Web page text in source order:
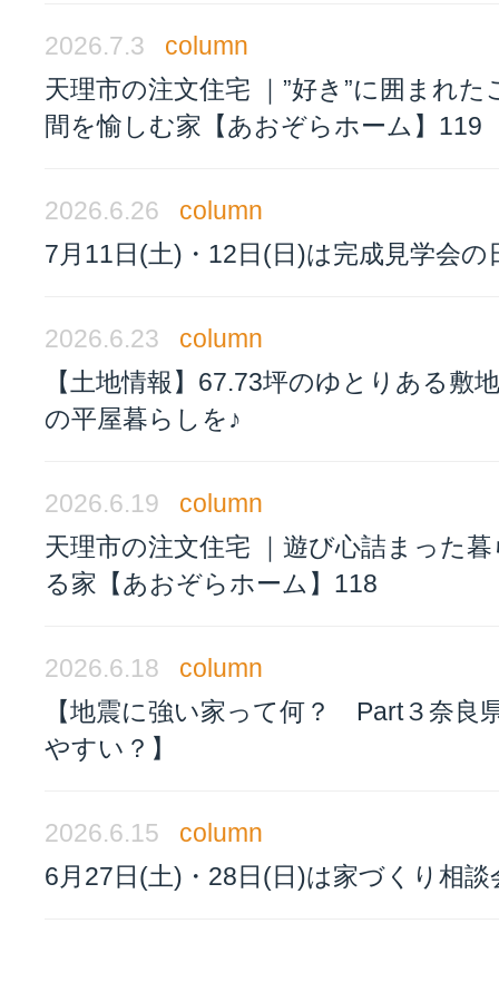
2026.7.3
column
天理市の注文住宅 ｜”好き”に囲まれた
間を愉しむ家【あおぞらホーム】119
2026.6.26
column
7月11日(土)・12日(日)は完成見学会の
2026.6.23
column
【土地情報】67.73坪のゆとりある敷
の平屋暮らしを♪
2026.6.19
column
天理市の注文住宅 ｜遊び心詰まった
る家【あおぞらホーム】118
2026.6.18
column
【地震に強い家って何？ Part３奈良
やすい？】
2026.6.15
column
6月27日(土)・28日(日)は家づくり相談